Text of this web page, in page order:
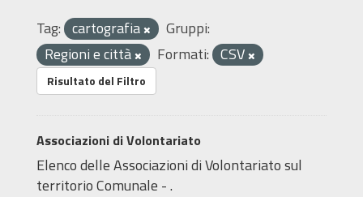
Tag: cartografia
Gruppi:
Regioni e città
Formati: CSV
Risultato del Filtro
Associazioni di Volontariato
Elenco delle Associazioni di Volontariato sul
territorio Comunale - .